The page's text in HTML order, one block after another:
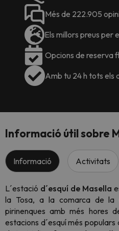
Més de 222.905
Els millors preus per
Opcions de reserva
Amb tu 24 h tots els
Informació útil sobre
Informació Activitats
L´estació d´esquí de Masella
la Tosa, a la comarca de la
pirinenques amb més hores
estacions d´esquí més populars